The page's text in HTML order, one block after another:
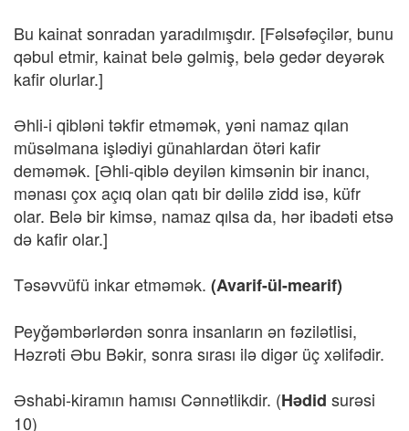
Bu kainat sonradan yaradılmışdır. [Fəlsəfəçilər, bunu
qəbul etmir, kainat belə gəlmiş, belə gedər deyərək
kafir olurlar.]
Əhli-i qibləni təkfir etməmək, yəni namaz qılan
müsəlmana işlədiyi günahlardan ötəri kafir
deməmək. [Əhli-qiblə deyilən kimsənin bir inancı,
mənası çox açıq olan qatı bir dəlilə zidd isə, küfr
olar. Belə bir kimsə, namaz qılsa da, hər ibadəti etsə
də kafir olar.]
Təsəvvüfü inkar etməmək. (Avarif-ül-mearif)
Peyğəmbərlərdən sonra insanların ən fəzilətlisi,
Həzrəti Əbu Bəkir, sonra sırası ilə digər üç xəlifədir.
Əshabi-kiramın hamısı Cənnətlikdir. (Hədid surəsi
10)